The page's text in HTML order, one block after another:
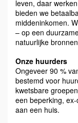
leven, daar
bieden we
middeninkomen.
– op een
natuurlijke
Onze huurders
Ongeveer 90 %
bestemd voor
kwetsbare
een beperking,
aan een huis.